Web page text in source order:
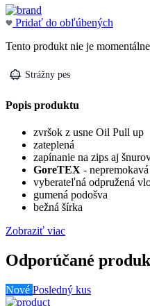
Pridať do obľúbených
Tento produkt nie je
Strážny pes
Popis produktu
zvršok z usne Oil Pull up
zateplená
zapínanie na zips aj
GoreTEX -
vyberateľná odpružená
gumená podošva
bežná šírka
Zobraziť viac
Odporúčané
Nové Posledný kus